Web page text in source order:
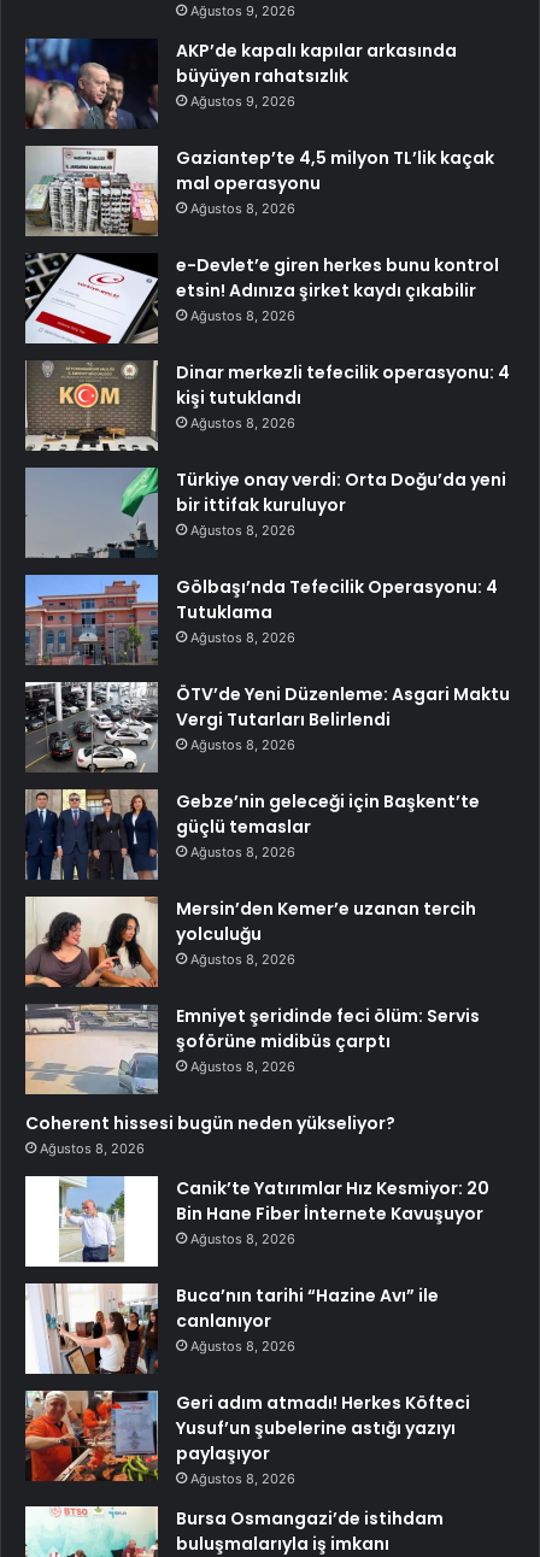
Ağustos 9, 2026
AKP’de kapalı kapılar arkasında
büyüyen rahatsızlık
Ağustos 9, 2026
Gaziantep’te 4,5 milyon TL’lik kaçak
mal operasyonu
Ağustos 8, 2026
e-Devlet’e giren herkes bunu kontrol
etsin! Adınıza şirket kaydı çıkabilir
Ağustos 8, 2026
Dinar merkezli tefecilik operasyonu: 4
kişi tutuklandı
Ağustos 8, 2026
Türkiye onay verdi: Orta Doğu’da yeni
bir ittifak kuruluyor
Ağustos 8, 2026
Gölbaşı’nda Tefecilik Operasyonu: 4
Tutuklama
Ağustos 8, 2026
ÖTV’de Yeni Düzenleme: Asgari Maktu
Vergi Tutarları Belirlendi
Ağustos 8, 2026
Gebze’nin geleceği için Başkent’te
güçlü temaslar
Ağustos 8, 2026
Mersin’den Kemer’e uzanan tercih
yolculuğu
Ağustos 8, 2026
Emniyet şeridinde feci ölüm: Servis
şoförüne midibüs çarptı
Ağustos 8, 2026
Coherent hissesi bugün neden yükseliyor?
Ağustos 8, 2026
Canik’te Yatırımlar Hız Kesmiyor: 20
Bin Hane Fiber İnternete Kavuşuyor
Ağustos 8, 2026
Buca’nın tarihi “Hazine Avı” ile
canlanıyor
Ağustos 8, 2026
Geri adım atmadı! Herkes Köfteci
Yusuf’un şubelerine astığı yazıyı
paylaşıyor
Ağustos 8, 2026
Bursa Osmangazi’de istihdam
buluşmalarıyla iş imkanı